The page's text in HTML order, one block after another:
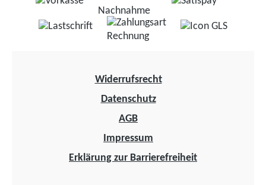
Widerrufsrecht
Datenschutz
AGB
Impressum
Erklärung zur Barrierefreiheit